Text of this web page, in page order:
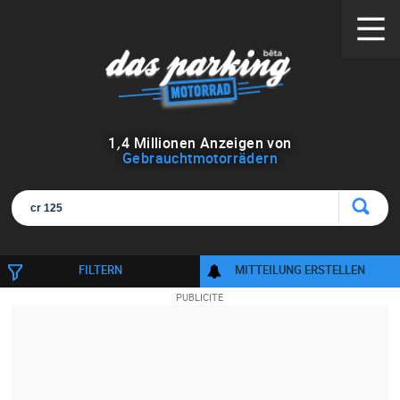
1 ,4 Millionen Anzeigen von
Gebrauchtmotorrädern
FILTERN MITTEILUNG ERSTELLEN